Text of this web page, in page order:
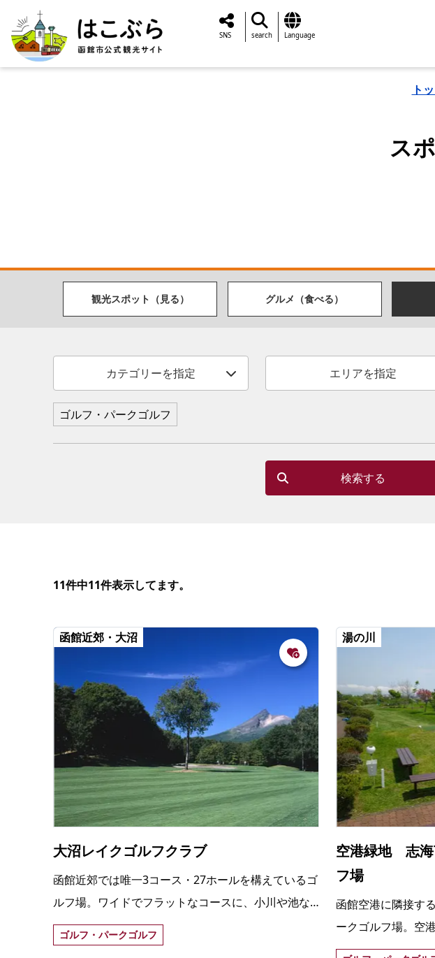
SNS search Language
ト
ス
観光スポット（見る） グルメ（食べる）
カテゴリーを指定 エリアを指定
ゴルフ・パークゴルフ
検索する
11件中11件表示してます。
函館近郊・大沼
大沼レイクゴルフクラブ
函館近郊では唯一3コース・27ホールを構えているゴ
ルフ場。ワイドでフラットなコースに、小川や池な
どを巧みに生かしたレイアウトが特徴。
ゴルフ・パークゴルフ
湯の川
空港緑地 志海
フ場
函館空港に隣接す
ークゴルフ場。空
眺めながらプレー